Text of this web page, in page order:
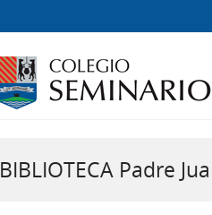
BIBLIOTECA Padre